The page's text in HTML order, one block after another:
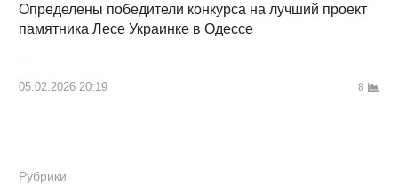
Определены победители конкурса на лучший проект
памятника Лесе Украинке в Одессе
05.02.2026 20:19 8
Рубрики